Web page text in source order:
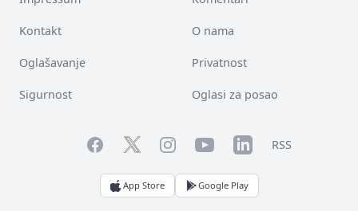
Kontakt O nama
Oglašavanje Privatnost
Sigurnost Oglasi za posao
FacebookTwitterInstagramYouTubeLinkedInRSS
App Store Google Play